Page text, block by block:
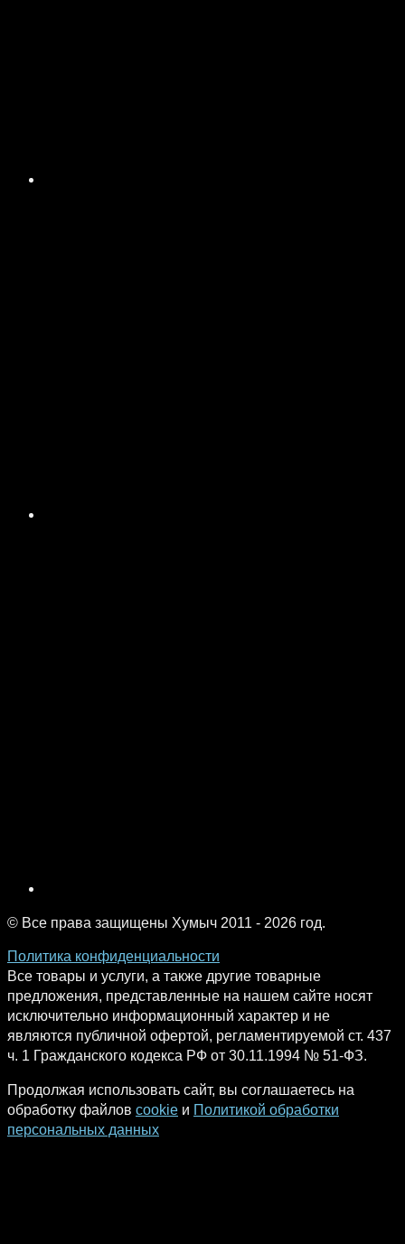
© Все права защищены Хумыч 2011 - 2026 год.
Политика конфиденциальности
Все товары и услуги, а также другие товарные
предложения, представленные на нашем сайте носят
исключительно информационный характер и не
являются публичной офертой, регламентируемой ст. 437
ч. 1 Гражданского кодекса РФ от 30.11.1994 № 51-ФЗ.
Продолжая использовать сайт, вы соглашаетесь на
обработку файлов cookie и Политикой обработки
персональных данных